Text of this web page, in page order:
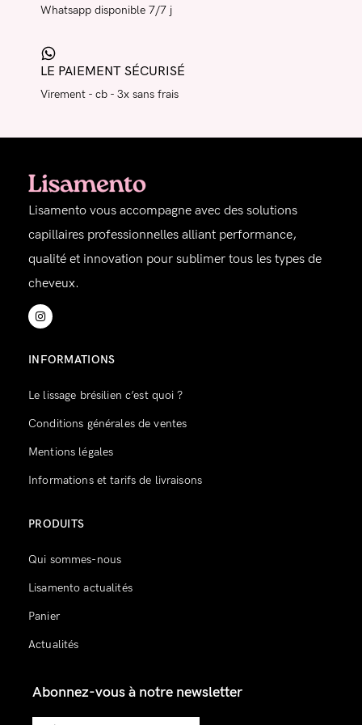
Whatsapp disponible 7/7 j
LE PAIEMENT SÉCURISÉ
Virement - cb - 3x sans frais
Lisamento vous accompagne avec des solutions
capillaires professionnelles alliant performance,
qualité et innovation pour sublimer tous les types de
cheveux.
INFORMATIONS
Le lissage brésilien c’est quoi ?
Conditions générales de ventes
Mentions légales
Informations et tarifs de livraisons
PRODUITS
Qui sommes-nous
Lisamento actualités
Panier
Actualités
Abonnez-vous à notre newsletter